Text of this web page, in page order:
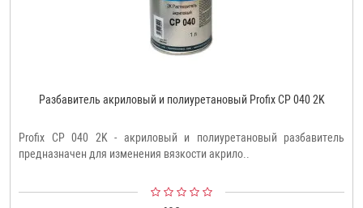
Разбавитель акриловый и полиуретановый Profix CP 040 2K
Profix CP 040 2K - акриловый и полиуретановый разбавитель
предназначен для изменения вязкости акрило..